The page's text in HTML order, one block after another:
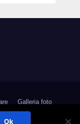
Galleria foto
Area Riservata
Ok